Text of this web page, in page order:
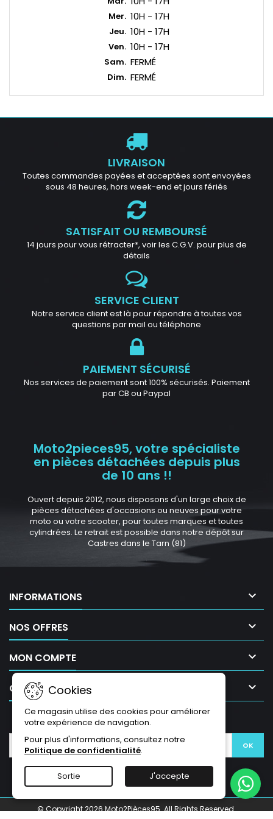
Mer. 10H - 17H
Jeu. 10H - 17H
Ven. 10H - 17H
Sam. FERMÉ
Dim. FERMÉ
LIVRAISON
Toutes commandes payées et acceptées sont envoyées
sous 48 heures, hors week-end et jours fériés
SATISFAIT OU REMBOURSÉ
14 jours pour vous rétracter*, voir les C.G.V. pour plus de
détails
SERVICE CLIENT
Notre service client est là pour répondre à toutes vos
questions par mail ou téléphone
PAIEMENT SÉCURISÉ
Nos services de paiement sont 100% sécurisés. Paiement
par CB ou Paypal
Moto2pieces95, votre spécialiste
en pièces détachées depuis plus
de 10 ans !!
Ouvert depuis 2012, nous disposons d'un large choix de
pièces détachées d'occasions ou neuves pour votre
moto ou votre scooter, pour toutes marques et toutes
cylindrées. Le retrait est possible dans notre dépôt sur
Castres dans le Tarn (81)
INFORMATIONS 
NOS OFFRES 
MON COMPTE 
CONTACT 
Cookies
Ce magasin utilise des cookies pour améliorer
votre expérience de navigation.
Pour plus d'informations, consultez notre
Politique de confidentialité.
Sortie J'accepte
LETTRE D'INFORMATIONS
© Copyright 2026 Moto2Pièces95. All Rights Reserved.